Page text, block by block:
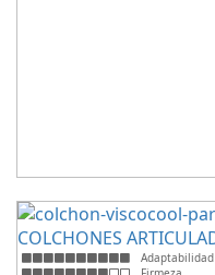
Adaptabilidad